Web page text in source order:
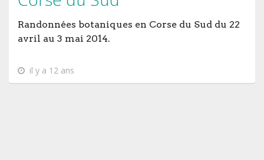
Randonnées botaniques en Corse du Sud du 22
avril au 3 mai 2014.
il y a 12 ans